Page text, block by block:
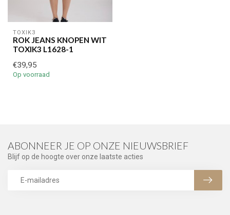
TOXIK3
ROK JEANS KNOPEN WIT
TOXIK3 L1628-1
€39,95
Op voorraad
ABONNEER JE OP ONZE NIEUWSBRIEF
Blijf op de hoogte over onze laatste acties